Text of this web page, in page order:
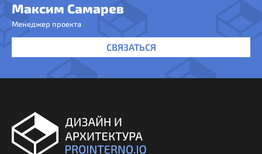
Максим Самарев
Менеджер проекта
СВЯЗАТЬСЯ